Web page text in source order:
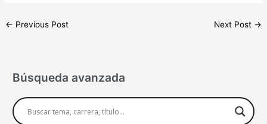
← Previous Post Next Post →
Búsqueda avanzada